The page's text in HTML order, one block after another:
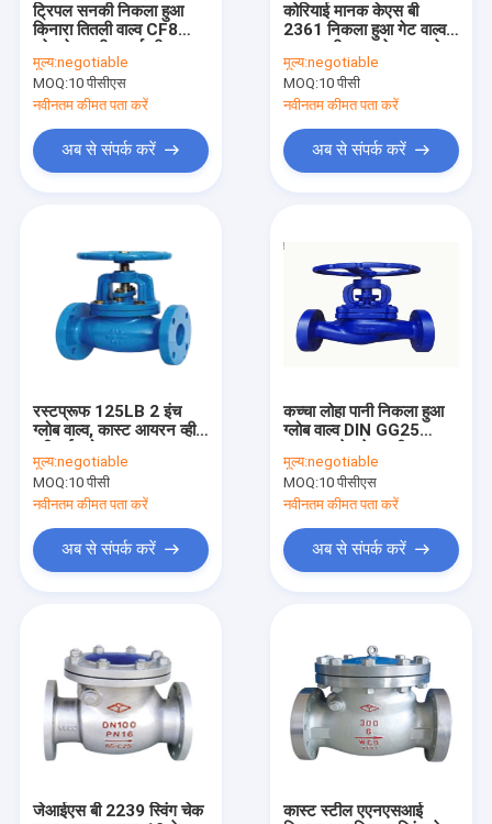
होम
उत्पादों
ट्रिपल सनकी निकला हुआ
किनारा तितली वाल्व CF8
मूल्य:negotiable
MOQ:10 पीसीएस
नवीनतम कीमत पता करें
अब से संपर्क करें
कोरियाई मानक केएस बी
2361 निकला हुआ गेट वाल्व
मूल्य:negotiable
MOQ:10 पीसी
नवीनतम कीमत पता करें
अब से संपर्क करें
रस्टप्रूफ 125LB 2 इंच
ग्लोब वाल्व, कास्ट आयरन व्हील
मूल्य:negotiable
MOQ:10 पीसी
नवीनतम कीमत पता करें
अब से संपर्क करें
कच्चा लोहा पानी निकला हुआ
ग्लोब वाल्व DIN GG25
मूल्य:negotiable
MOQ:10 पीसीएस
नवीनतम कीमत पता करें
अब से संपर्क करें
जेआईएस बी 2239 स्विंग चेक
कास्ट स्टील एएनएसआई